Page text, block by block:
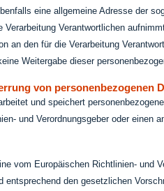
eine allgemeine Adresse der
Verantwortlichen
an den für die Verarbeitung
Weitergabe dieser
von personenbezogenen
und speichert
und Verordnungsgeber oder einen
vom Europäischen Richtlinien- und
entsprechend den gesetzlichen